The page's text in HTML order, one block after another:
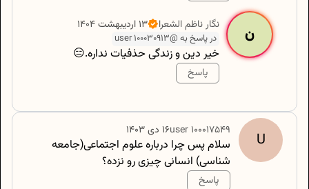
ن نگارناظم الشعرا ۱۳ اردیبهشت ۱۴۰۴
در پاسخ به @user 100030913
خیر دین و زندگی حذفیات نداره.😑
پاسخ
U
user100017549 ۱۶ دی ۱۴۰۳
سلام پس چرا درباره علوم اجتماعی(جامعه
شناسی) انسانی چیزی رو نزده؟
پاسخ